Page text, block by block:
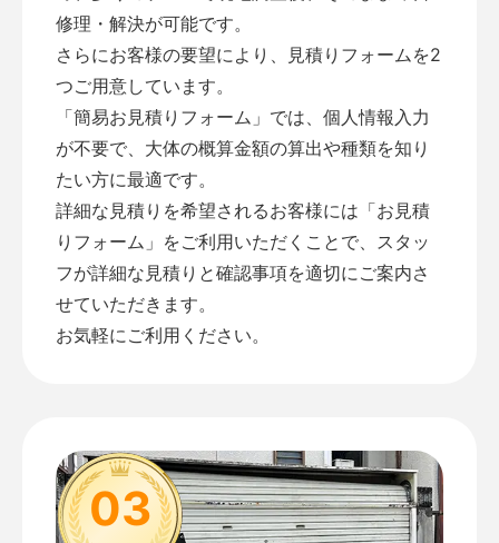
修理・解決が可能です。
さらにお客様の要望により、見積りフォームを2
つご用意しています。
「簡易お見積りフォーム 」では、個人情報入力
が不要で、大体の概算金額の算出や種類を知り
たい方に最適です。
詳細な見積りを希望されるお客様には「お見積
りフォーム 」をご利用いただくことで、スタッ
フが詳細な見積りと確認事項を適切にご案内さ
せていただきます。
お気軽にご利用ください。
03